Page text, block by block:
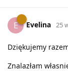
E Evelina 25
Dziękujemy
Znalazłam